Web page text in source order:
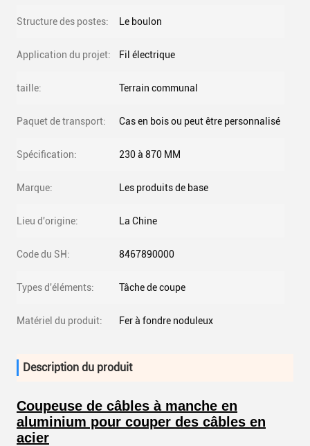
Structure des postes: Le boulon
Application du projet: Fil électrique
taille: Terrain communal
Paquet de transport: Cas en bois ou peut être personnalisé
Spécification: 230 à 870 MM
Marque: Les produits de base
Lieu d'origine: La Chine
Code du SH: 8467890000
Types d'éléments: Tâche de coupe
Matériel du produit: Fer à fondre noduleux
Description du produit
Coupeuse de câbles à manche en
aluminium pour couper des câbles en
acier